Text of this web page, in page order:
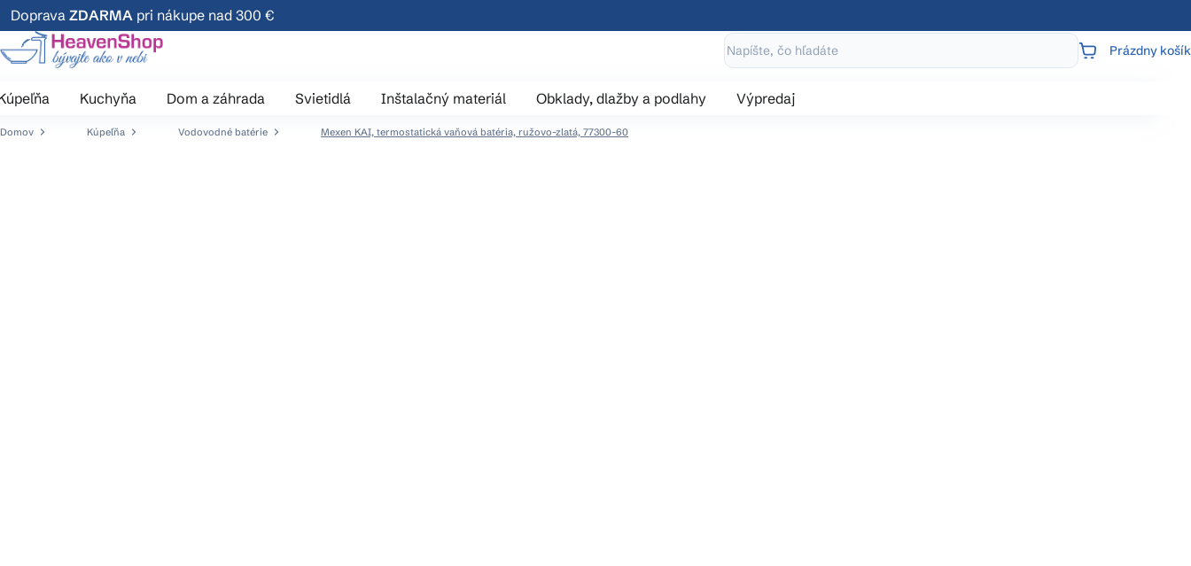
Prejsť
na
obsah
Doprava ZDARMA pri nákupe nad 300 €
NÁKUPNÝ
Prázdny košík
Kuchyňa Dom a záhrada Svietidlá Inštalačný materiál Obklady, dlažby a podlahy Výpredaj
Domov Kúpeľňa Vodovodné batérie Mexen KAI, termostatická vaňová batéria, ružovo-zlatá, 77300-60